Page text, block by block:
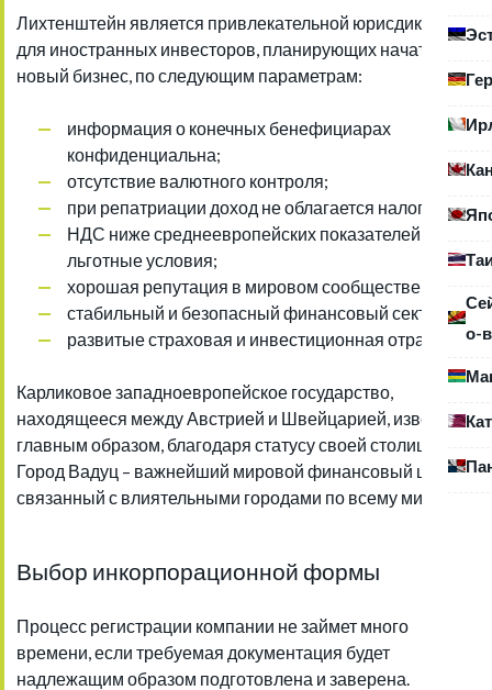
о-
Лихтенштейн является привлекательной юрисдикцией
для иностранных инвесторов, планирующих начать
новый бизнес, по следующим параметрам:
информация о конечных бенефициарах
конфиденциальна;
отсутствие валютного контроля;
при репатриации доход не облагается налогом;
НДС ниже среднеевропейских показателей, есть
льготные условия;
хорошая репутация в мировом сообществе;
стабильный и безопасный финансовый сектор;
развитые страховая и инвестиционная отрасли.
Карликовое западноевропейское государство,
находящееся между Австрией и Швейцарией, известно,
главным образом, благодаря статусу своей столицы.
Город Вадуц – важнейший мировой финансовый центр,
связанный с влиятельными городами по всему миру.
Выбор инкорпорационной формы
Процесс регистрации компании не займет много
времени, если требуемая документация будет
надлежащим образом подготовлена и заверена.